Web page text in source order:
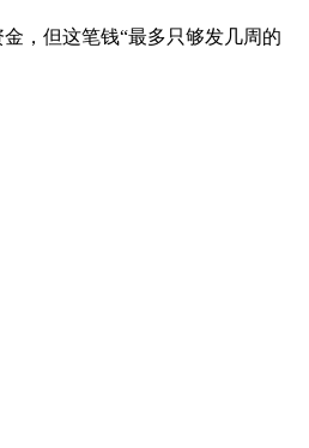
，但这笔钱“最多只够发几周的